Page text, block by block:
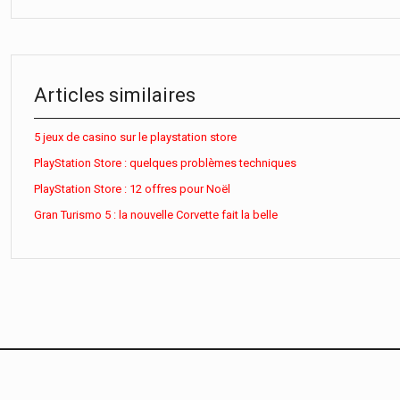
Articles similaires
5 jeux de casino sur le playstation store
PlayStation Store : quelques problèmes techniques
PlayStation Store : 12 offres pour Noël
Gran Turismo 5 : la nouvelle Corvette fait la belle